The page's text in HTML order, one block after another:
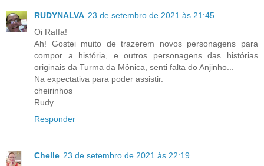
RUDYNALVA 23 de setembro de 2021 às 21:45
Oi Raffa!
Ah! Gostei muito de trazerem novos personagens para
compor a história, e outros personagens das histórias
originais da Turma da Mônica, senti falta do Anjinho...
Na expectativa para poder assistir.
cheirinhos
Rudy
Responder
Chelle 23 de setembro de 2021 às 22:19